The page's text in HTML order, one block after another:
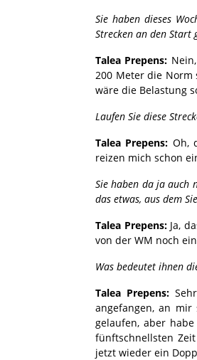
Sie haben dieses
Strecken an den Start
Talea Prepens:
200 Meter die Norm
wäre die Belastung
Laufen Sie diese
Talea Prepens: Oh,
reizen mich schon
Sie haben da ja auch
das etwas, aus dem
Talea Prepens:Ja,
von der WM noch
Was bedeutet ihnen
Talea Prepens:
angefangen, an
gelaufen, aber
fünftschnellsten
jetzt wieder ein